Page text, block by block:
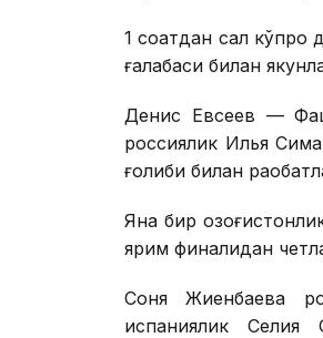
1 соатдан сал
ғалабаси билан
Денис Евсеев —
россиялик Илья
ғолиби билан
Яна бир
ярим финалидан
Соня Жиенбаева
испаниялик